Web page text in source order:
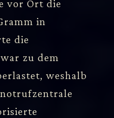
vor Ort die
in
die
zu dem
weshalb